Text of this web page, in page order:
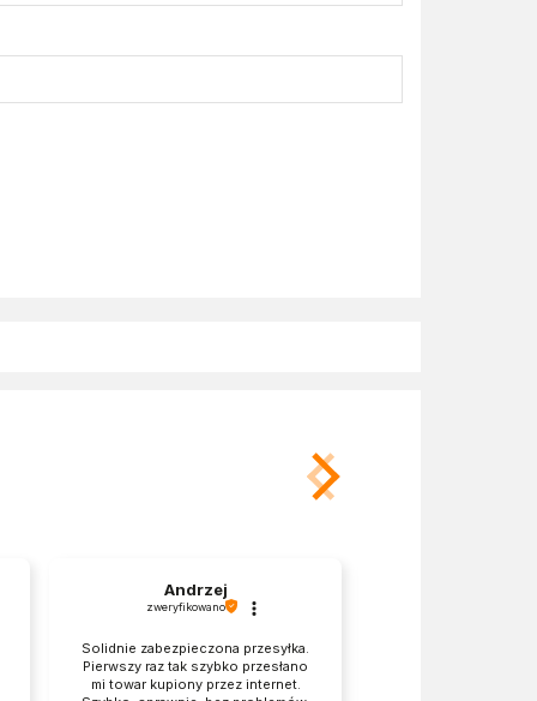
Andrzej
zweryfikowano
Solidnie zabezpieczona przesyłka.
Pierwszy raz tak szybko przesłano
mi towar kupiony przez internet.